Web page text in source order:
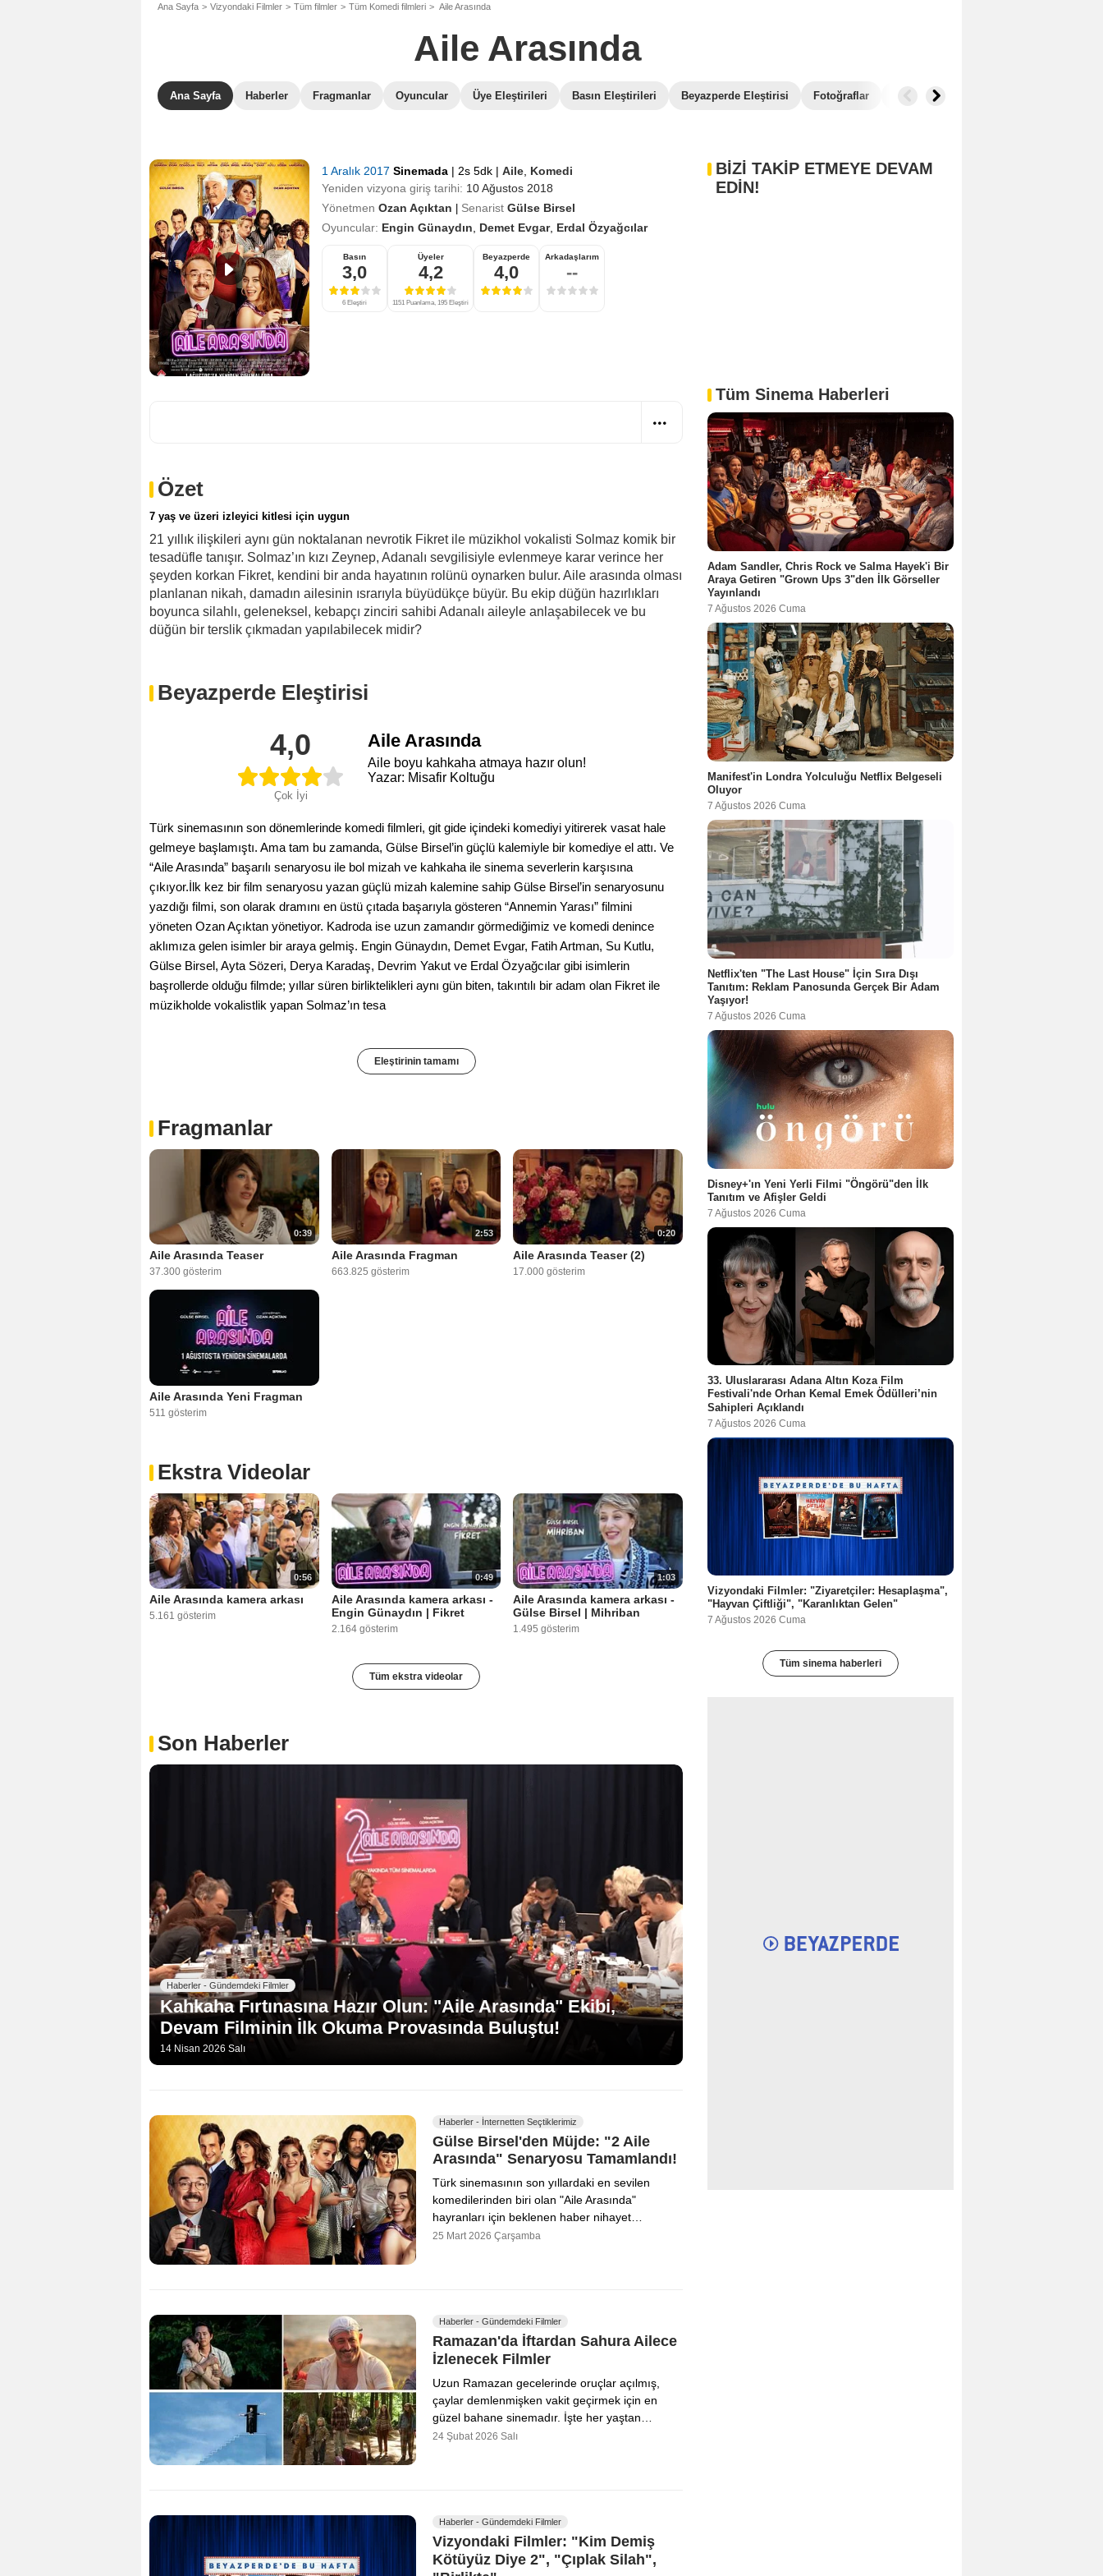
Ana Sayfa Vizyondaki Filmler Tüm filmler Tüm Komedi filmleri Aile Arasında
Aile Arasında
Ana Sayfa Haberler Fragmanlar Oyuncular Üye Eleştirileri Basın Eleştirileri Beyazperde Eleştirisi Fotoğraflar İlginç Detaylar
1 Aralık 2017 Sinemada | 2s 5dk | Aile Komedi
Yeniden vizyona giriş tarihi: 10 Ağustos 2018
Yönetmen Ozan Açıktan Senarist Gülse Birsel
Oyuncular: Engin Günaydın Demet Evgar, Erdal Özyağcılar
Basın
3,0
6 Eleştiri
Üyeler
4,2
1151 Puanlama, 195 Eleştiri
Beyazperde
4,0
Arkadaşlarım
--
Özet
7 yaş ve üzeri izleyici kitlesi için uygun
21 yıllık ilişkileri aynı gün noktalanan nevrotik Fikret ile müzikhol vokalisti Solmaz komik bir
tesadüfle tanışır. Solmaz’ın kızı Zeynep, Adanalı sevgilisiyle evlenmeye karar verince her
şeyden korkan Fikret, kendini bir anda hayatının rolünü oynarken bulur. Aile arasında olması
planlanan nikah, damadın ailesinin ısrarıyla büyüdükçe büyür. Bu ekip düğün hazırlıkları
boyunca silahlı, geleneksel, kebapçı zinciri sahibi Adanalı aileyle anlaşabilecek ve bu
düğün bir terslik çıkmadan yapılabilecek midir?
Beyazperde Eleştirisi
4,0
Çok İyi
Aile Arasında
Aile boyu kahkaha atmaya hazır olun!
Yazar: Misafir Koltuğu
Türk sinemasının son dönemlerinde komedi filmleri, git gide içindeki komediyi yitirerek vasat hale
gelmeye başlamıştı. Ama tam bu zamanda, Gülse Birsel’in güçlü kalemiyle bir komediye el attı. Ve
“Aile Arasında” başarılı senaryosu ile bol mizah ve kahkaha ile sinema severlerin karşısına
çıkıyor.İlk kez bir film senaryosu yazan güçlü mizah kalemine sahip Gülse Birsel’in senaryosunu
yazdığı filmi, son olarak dramını en üstü çıtada başarıyla gösteren “Annemin Yarası” filmini
yöneten Ozan Açıktan yönetiyor. Kadroda ise uzun zamandır görmediğimiz ve komedi denince
aklımıza gelen isimler bir araya gelmiş. Engin Günaydın, Demet Evgar, Fatih Artman, Su Kutlu,
Gülse Birsel, Ayta Sözeri, Derya Karadaş, Devrim Yakut ve Erdal Özyağcılar gibi isimlerin
başrollerde olduğu filmde; yıllar süren birliktelikleri aynı gün biten, takıntılı bir adam olan Fikret ile
müzikholde vokalistlik yapan Solmaz’ın tesa
Eleştirinin tamamı
Fragmanlar
0:39
Aile Arasında Teaser
37.300 gösterim
2:53
Aile Arasında Fragman
663.825 gösterim
0:20
Aile Arasında Teaser (2)
17.000 gösterim
Aile Arasında Yeni Fragman
511 gösterim
Ekstra Videolar
0:56
Aile Arasında kamera arkası
5.161 gösterim
0:49
Aile Arasında kamera arkası -
Engin Günaydın | Fikret
2.164 gösterim
1:03
Aile Arasında kamera arkası -
Gülse Birsel | Mihriban
1.495 gösterim
Tüm ekstra videolar
Son Haberler
Haberler - Gündemdeki Filmler
Kahkaha Fırtınasına Hazır Olun: "Aile Arasında" Ekibi,
Devam Filminin İlk Okuma Provasında Buluştu!
14 Nisan 2026 Salı
Haberler - İnternetten Seçtiklerimiz
Gülse Birsel'den Müjde: "2 Aile
Arasında" Senaryosu Tamamlandı!
Türk sinemasının son yıllardaki en sevilen
komedilerinden biri olan "Aile Arasında"
hayranları için beklenen haber nihayet…
25 Mart 2026 Çarşamba
Haberler - Gündemdeki Filmler
Ramazan'da İftardan Sahura Ailece
İzlenecek Filmler
Uzun Ramazan gecelerinde oruçlar açılmış,
çaylar demlenmişken vakit geçirmek için en
güzel bahane sinemadır. İşte her yaştan…
24 Şubat 2026 Salı
Haberler - Gündemdeki Filmler
Vizyondaki Filmler: "Kim Demiş
Kötüyüz Diye 2", "Çıplak Silah",
BİZİ TAKİP ETMEYE DEVAM
EDİN!
Tüm Sinema Haberleri
Adam Sandler, Chris Rock ve Salma Hayek'i Bir
Araya Getiren "Grown Ups 3"den İlk Görseller
Yayınlandı
7 Ağustos 2026 Cuma
Manifest'in Londra Yolculuğu Netflix Belgeseli
Oluyor
7 Ağustos 2026 Cuma
Netflix'ten "The Last House" İçin Sıra Dışı
Tanıtım: Reklam Panosunda Gerçek Bir Adam
Yaşıyor!
7 Ağustos 2026 Cuma
Disney+'ın Yeni Yerli Filmi "Öngörü"den İlk
Tanıtım ve Afişler Geldi
7 Ağustos 2026 Cuma
33. Uluslararası Adana Altın Koza Film
Festivali'nde Orhan Kemal Emek Ödülleri’nin
Sahipleri Açıklandı
7 Ağustos 2026 Cuma
Vizyondaki Filmler: "Ziyaretçiler: Hesaplaşma",
"Hayvan Çiftliği", "Karanlıktan Gelen"
7 Ağustos 2026 Cuma
Tüm sinema haberleri